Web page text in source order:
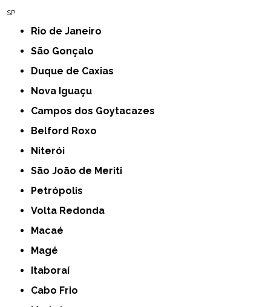
SP
Rio de Janeiro
São Gonçalo
Duque de Caxias
Nova Iguaçu
Campos dos Goytacazes
Belford Roxo
Niterói
São João de Meriti
Petrópolis
Volta Redonda
Macaé
Magé
Itaboraí
Cabo Frio